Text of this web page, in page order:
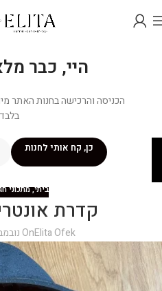
היי, כבר מלאו
כן, קח אותי לחנות
ביתי,מתכוני
קדרת
Elita OfekOn נובמבר 13, 2024